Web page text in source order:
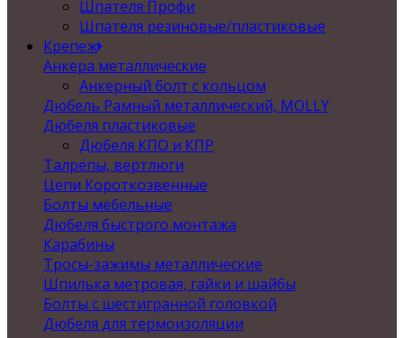
Шпателя Профи
Шпателя резиновые/пластиковые
Крепеж
Анкера металлические
Анкерный болт с кольцом
Дюбель Рамный металлический, MOLLY
Дюбеля пластиковые
Дюбеля КПО и КПР
Талрепы, вертлюги
Цепи Короткозвенные
Болты мебельные
Дюбеля быстрого монтажа
Карабины
Тросы-зажимы металлические
Шпилька метровая, гайки и шайбы
Болты с шестигранной головкой
Дюбеля для термоизоляции